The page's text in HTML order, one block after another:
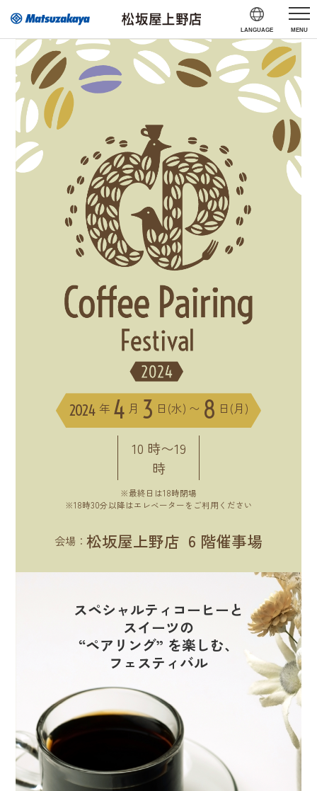
LANGUAGE MENU
2024 年 4 月 3 日(水) 〜 8 日(月)
10 時〜19
時
※最終日は18時閉場
※18時30分以降はエレベーターをご利用ください
会場： 松坂屋上野店 6 階催事場
スペシャルティコーヒーと
スイーツの
“ペアリング” を楽しむ、
フェスティバル